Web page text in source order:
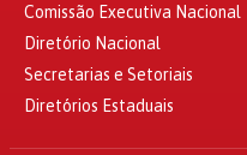
Comissão Executiva Nacional
Diretório Nacional
Secretarias e Setoriais
Diretórios Estaduais